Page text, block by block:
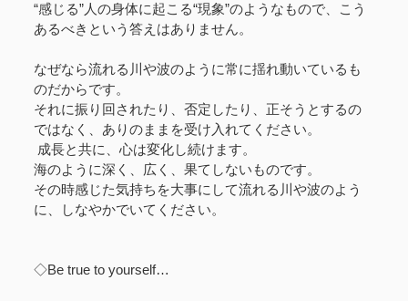
“感じる”人の身体に起こる“現象”のようなもので、こう
あるべきという答えはありません。
なぜなら流れる川や波のように常に揺れ動いているも
のだからです。
それに振り回されたり、否定したり、正そうとするの
ではなく、ありのままを受け入れてください。
成長と共に、心は変化し続けます。
海のように深く、広く、果てしないものです。
その時感じた気持ちを大事にして流れる川や波のよう
に、しなやかでいてください。
◇Be true to yourself…